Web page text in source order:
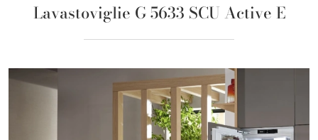
Lavastoviglie G 5633 SCU Active E